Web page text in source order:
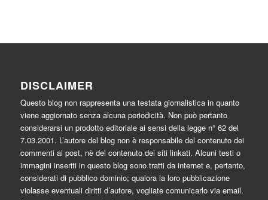
DISCLAIMER
Questo blog non rappresenta una testata giornalistica in quanto
viene aggiornato senza alcuna periodicità. Non può pertanto
considerarsi un prodotto editoriale ai sensi della legge n° 62 del
7.03.2001. L’autore del blog non è responsabile del contenuto dei
commenti ai post, nè del contenuto dei siti linkati. Alcuni testi o
immagini inseriti in questo blog sono tratti da internet e, pertanto,
considerati di pubblico dominio; qualora la loro pubblicazione
violasse eventuali diritti d’autore, vogliate comunicarlo via email.